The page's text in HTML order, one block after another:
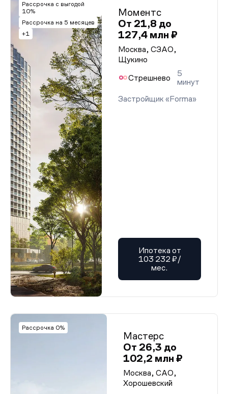
Рассрочка с выгодой
10%
Рассрочка на 5 месяцев
+1
Моментс
От 21,8 до
127,4 млн ₽
Москва, СЗАО,
Щукино
Стрешнево
5
минут
Застройщик «Forma»
Ипотека от
103 232 ₽/
мес.
Рассрочка 0%
Мастерс
От 26,3 до
102,2 млн ₽
Москва, САО,
Хорошевский